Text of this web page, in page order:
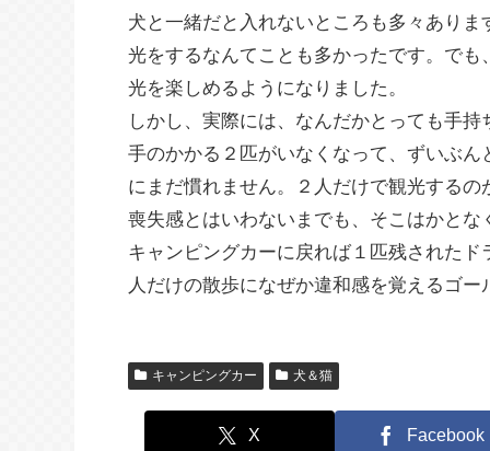
犬と一緒だと入れないところも多々あり
光をするなんてことも多かったです。で
光を楽しめるようになりました。
しかし、実際には、なんだかとっても手持
手のかかる２匹がいなくなって、ずいぶ
にまだ慣れません。２人だけで観光する
喪失感とはいわないまでも、そこはかと
キャンピングカーに戻れば１匹残された
人だけの散歩になぜか違和感を覚えるゴ
キャンピングカー 犬＆猫
X Facebook